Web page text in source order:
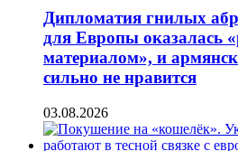
Дипломатия гнилых
для Европы оказалась
материалом», и
сильно не нравится
03.08.2026